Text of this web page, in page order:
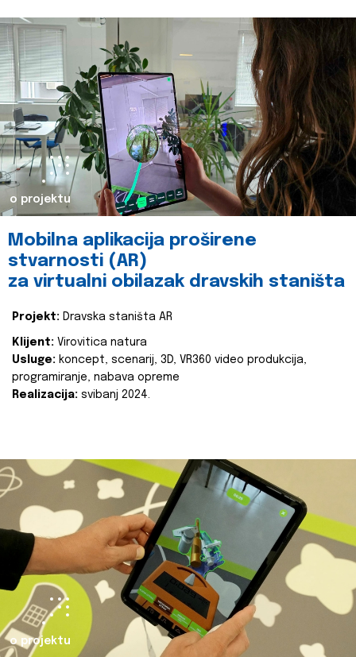
o projektu
Mobilna aplikacija proširene
stvarnosti (AR)
za virtualni obilazak dravskih staništa
Projekt: Dravska staništa AR
Klijent: Virovitica natura
Usluge: koncept, scenarij, 3D, VR360 video produkcija,
programiranje, nabava opreme
Realizacija: svibanj 2024.
o projektu